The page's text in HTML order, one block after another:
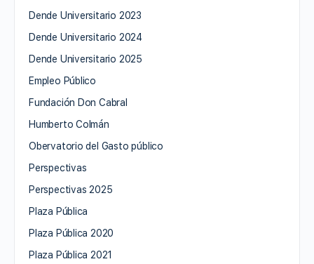
Dende Universitario 2023
Dende Universitario 2024
Dende Universitario 2025
Empleo Público
Fundación Don Cabral
Humberto Colmán
Obervatorio del Gasto público
Perspectivas
Perspectivas 2025
Plaza Pública
Plaza Pública 2020
Plaza Pública 2021